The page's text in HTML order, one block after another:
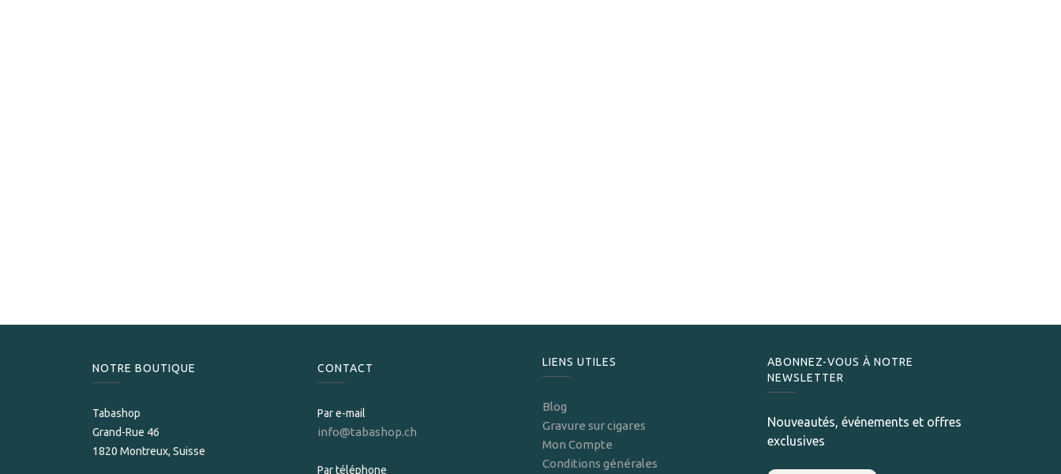
NOTRE BOUTIQUE
Tabashop
Grand-Rue 46
1820 Montreux, Suisse
CONTACT
Par e-mail
info@tabashop.ch
Par téléphone
LIENS UTILES
Blog
Gravure sur cigares
Mon Compte
Conditions générales
ABONNEZ-VOUS À NOTRE
NEWSLETTER
Nouveautés, événements et offres
exclusives